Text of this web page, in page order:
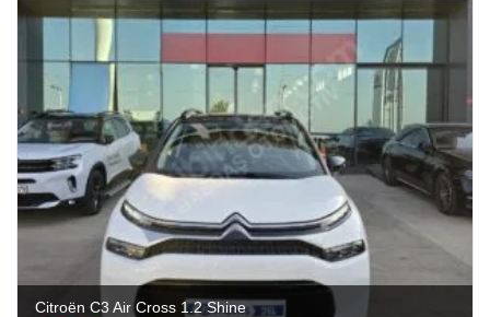
Citroën C3 Air Cross 1.2 Shine